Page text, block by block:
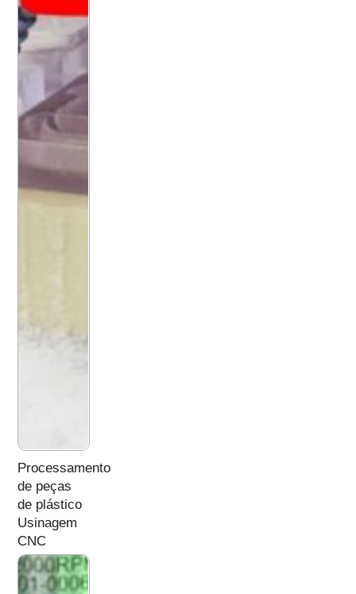
Processamento
de peças
de plástico
Usinagem
CNC